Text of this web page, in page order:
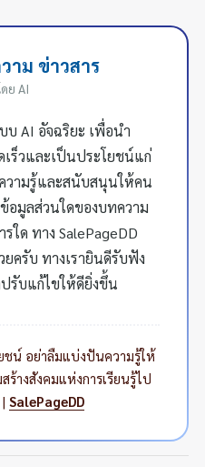
าม ข่าวสาร
ย AI
บ AI อัจฉริยะ เพื่อนำ
ร็วและเป็นประโยชน์แก่
วามรู้และสนับสนุนให้คน
อมูลส่วนใดของบทความ
ใด ทาง SalePageDD
ครับ ทางเรายินดีรับฟัง
รับแก้ไขให้ดียิ่งขึ้น
ชน์ อย่าลืมแบ่งปันความรู้ให้
างสังคมแห่งการเรียนรู้ไป
SalePageDD